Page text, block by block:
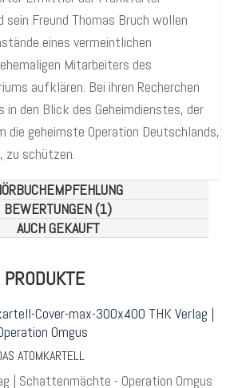
sein Freund Thomas Bruch wollen
eines vermeintlichen
Mitarbeiters des
aufklären. Bei ihren Recherchen
in den Blick des Geheimdienstes, der
die geheimste Operation Deutschlands,
zu schützen.
BEWERTUNGEN (1)
AUCH GEKAUFT
ATOMKARTELL